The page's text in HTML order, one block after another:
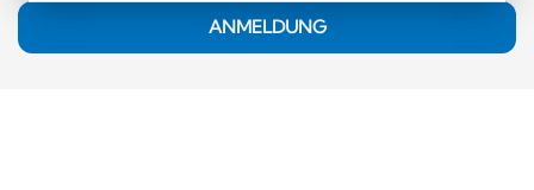
ANMELDUNG